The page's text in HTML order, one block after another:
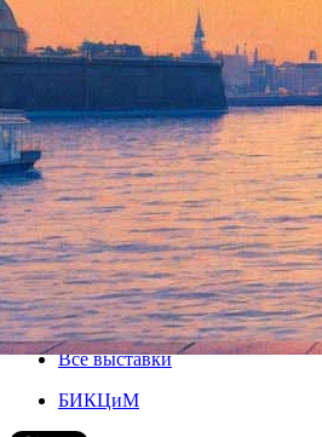
Мифологемы
реализма
24 февраля 2012, пятница-10
Версия для печати
Все выставки
БИКЦиМ